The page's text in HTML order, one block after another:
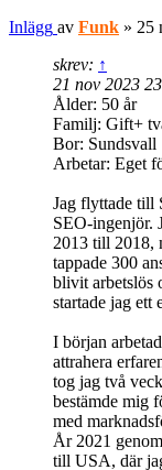
Inlägg av Funk » 25
skrev: ↑
21 nov 2023
Ålder: 50 år
Familj: Gift+
Bor: Sundsvall
Arbetar: Eget
Jag flyttade till
SEO-ingenjör.
2013 till 2018,
tappade 300
blivit arbetslös
startade jag ett
I början
attrahera
tog jag två
bestämde mig
med
År 2021
till USA, där